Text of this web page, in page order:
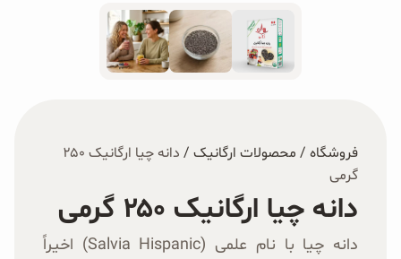
سبوس و جوانه‌ها
وبلاگ
فروشگاه / محصولات ارگانیک /
دانه چیا ارگانیک ۲۵۰
گرمی
دانه چیا ارگانیک ۲۵۰ گرمی
دانه چیا با نام علمی (Salvia Hispanic) اخیراً